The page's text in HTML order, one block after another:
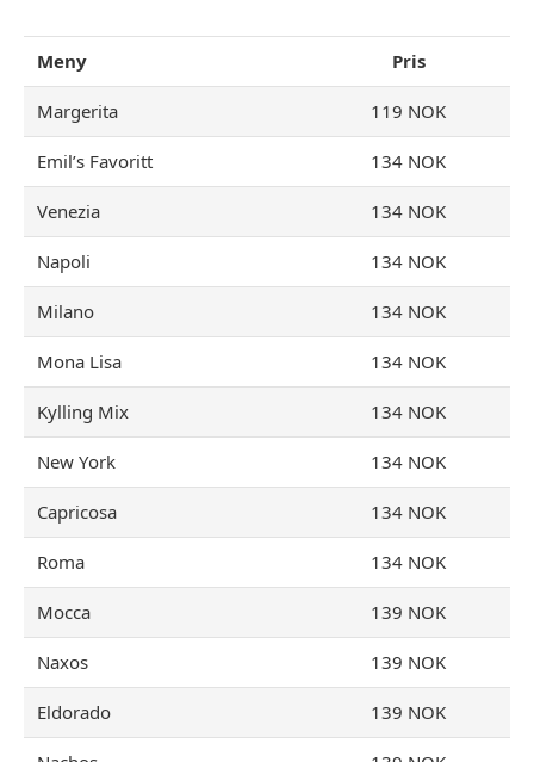
Meny Pris
Margerita 119 NOK
Emil’s Favoritt 134 NOK
Venezia 134 NOK
Napoli 134 NOK
Milano 134 NOK
Mona Lisa 134 NOK
Kylling Mix 134 NOK
New York 134 NOK
Capricosa 134 NOK
Roma 134 NOK
Mocca 139 NOK
Naxos 139 NOK
Eldorado 139 NOK